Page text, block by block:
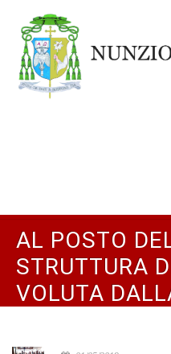
AL POSTO
STRUTTURA
VOLUTA